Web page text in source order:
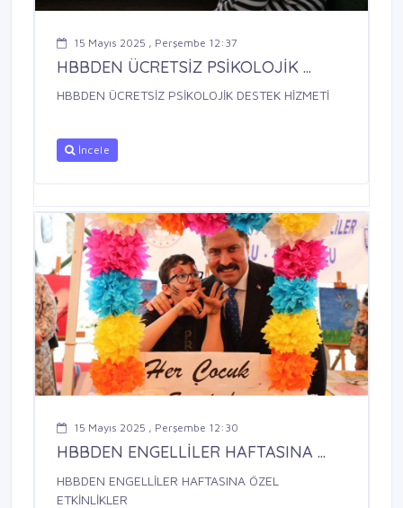
15 Mayıs 2025 , Perşembe 12:37
HBBDEN ÜCRETSİZ PSİKOLOJİK ...
HBBDEN ÜCRETSİZ PSİKOLOJİK DESTEK HİZMETİ
İncele
15 Mayıs 2025 , Perşembe 12:30
HBBDEN ENGELLİLER HAFTASINA ...
HBBDEN ENGELLİLER HAFTASINA ÖZEL
ETKİNLİKLER